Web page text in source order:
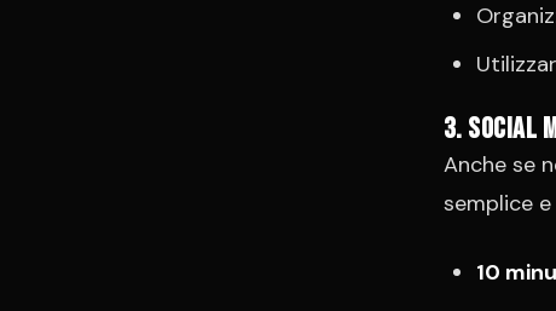
3. Social
Anche se
semplice
10